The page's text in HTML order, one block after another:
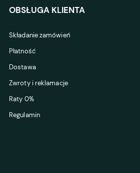
OBSŁUGA KLIENTA
Składanie zamówień
Płatność
Dostawa
Zwroty i reklamacje
Raty 0%
Regulamin